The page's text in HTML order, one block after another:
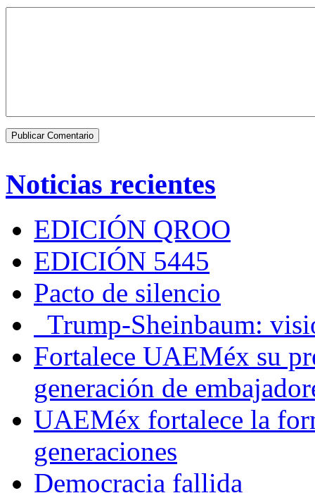
Noticias recientes
EDICIÓN QROO
EDICIÓN 5445
Pacto de silencio
Trump-Sheinbaum:
Fortalece UAEMéx su
generación de
UAEMéx fortalece la
generaciones
Democracia fallida